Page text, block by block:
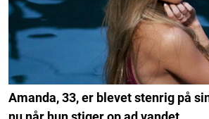
Amanda, 33, er blevet stenrig på